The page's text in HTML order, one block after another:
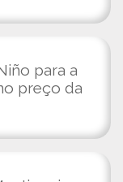
para a
preço da